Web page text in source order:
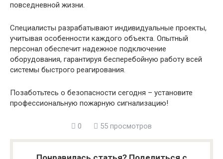
повседневной жизни.
Специалисты разрабатывают индивидуальные проекты,
учитывая особенности каждого объекта. Опытный
персонал обеспечит надежное подключение
оборудования, гарантируя бесперебойную работу всей
системы быстрого реагирования.
Позаботьтесь о безопасности сегодня – установите
профессиональную пожарную сигнализацию!
0 55 просмотров